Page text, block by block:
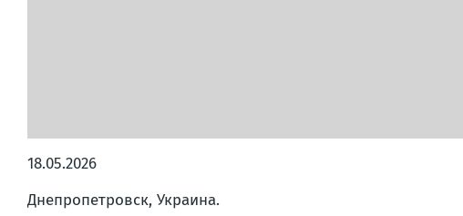
18.05.2026
Днепропетровск, Украина.